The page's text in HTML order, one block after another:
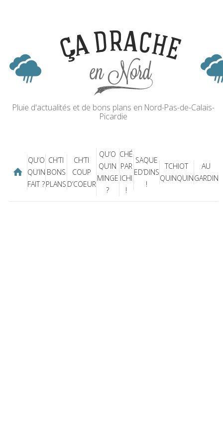
Pluie d'actualités et de bons plans en Nord-Pas-de-Calais-
Picardie
QU’O
QU’IN
FAIT ?
CH’TI
BONS
PLANS
CH’TI
COUP
D’COEUR
QU’O
QU’IN
MINGE
?
CHÉ
PAR
ICHI
!
SAQUE
ED’DINS
!
TCHIOT
QUINQUIN
AU
GARDIN